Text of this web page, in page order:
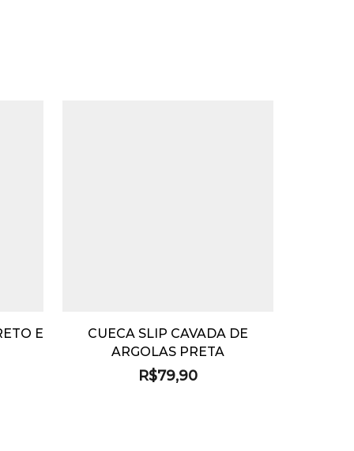
E
CUECA SLIP CAVADA DE
ARGOLAS PRETA
R$79,90